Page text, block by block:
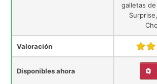
galletas
Valoración
Disponibles ahora